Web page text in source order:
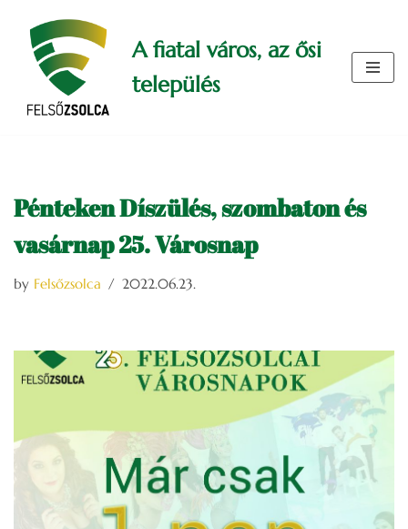
Skip
content
A fiatal város, az ősi
település
Pénteken Díszülés, szombaton és
vasárnap 25. Városnap
by Felsőzsolca 2022.06.23.